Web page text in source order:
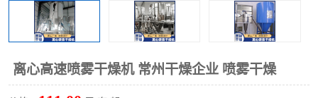
离心高速喷雾干燥机 常州干燥企业 喷雾干燥